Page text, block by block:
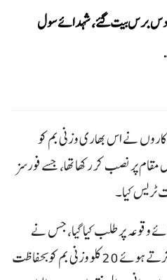
کو دس برس بیت گئے، شہدائے سول
نے اس بھاری وزنی بم کو
پر نصب کر رکھا تھا، جسے فورسز
ٹریس کیا۔
وقوعہ پر طلب کیا گیا، جس نے
انتہائی پیشہ ورانہ مہارت کا مظاہرہ کرتے ہوئے 20 کلو وزنی بم کو بحفاظت